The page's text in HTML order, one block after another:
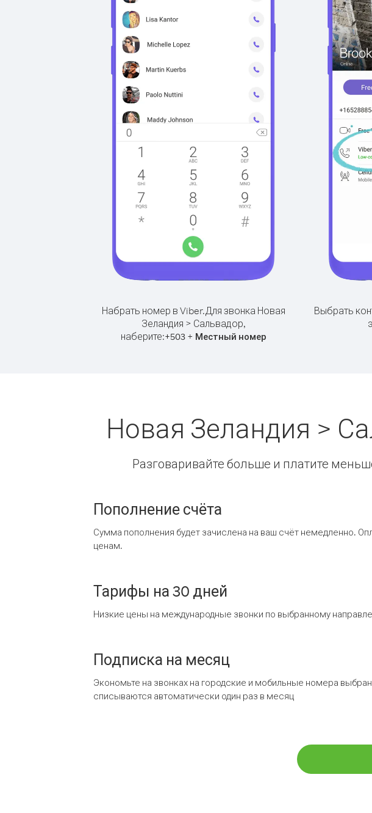
Набрать номер в Viber.Для звонка Новая
Зеландия > Сальвадор,
наберите:+503+ Местный номер
Выбрать
Новая Зеландия >
Разговаривайте больше и платите
Пополнение счёта
Сумма пополнения будет зачислена на ваш счёт немедленно.
ценам.
Тарифы на 30 дней
Низкие цены на международные звонки по выбранному
Подписка на месяц
Экономьте на звонках на городские и мобильные номера
списываются автоматически один раз в месяц